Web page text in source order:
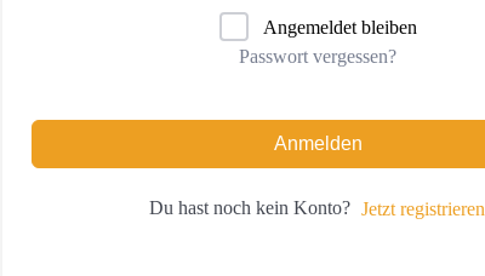
Angemeldet bleiben
Passwort vergessen?
Anmelden
Du hast noch kein Konto? Jetzt registrieren